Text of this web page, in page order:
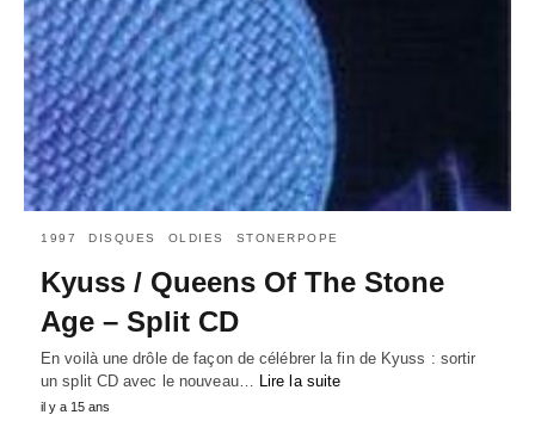
1997 DISQUES OLDIES STONERPOPE
Kyuss / Queens Of The Stone
Age – Split CD
En voilà une drôle de façon de célébrer la fin de Kyuss : sortir
un split CD avec le nouveau… Lire la suite
il y a 15 ans